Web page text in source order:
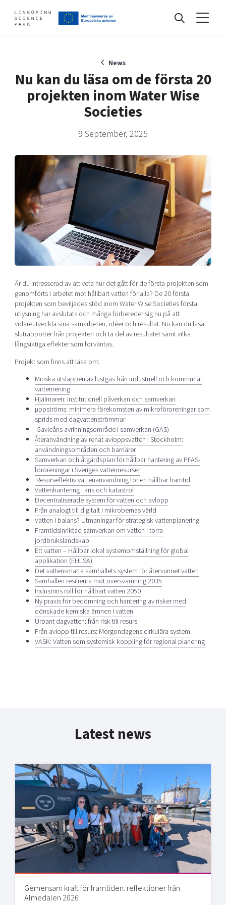
Find your network
Cybersecurity
Internet of Things
Manufacturing industries
Global talent
Visual technologies
Shaping cities and regions
East Sweden Tech Women
Reversed mentorship
Current offers and activities
Develop your company
Upgrade your skills & master new ones
Tech startups
Upscaling
Talent & skills
Startup & industry collaboration
Offers to boost your business
Funding opportunities
About
Our story, mission & vision
Our community of companies
Projects
Publications
Project toolbox
Our clusters
Reach out to us
Locations
40 years anniversary
Today's lunch in Mjärdevi
News
Nu kan du läsa om de första 20
projekten inom Water Wise
Societies
9 September, 2025
Är du intresserad av att veta hur det gått för de första projekten som
genomförts i arbetet mot hållbart vatten för alla? De 20 första
projekten som beviljades stöd inom Water Wise Societies första
utlysning har avslutats och många förbereder sig nu på att
vidareutveckla sina samarbeten, idéer och resultat. Nu kan du läsa
slutrapporter från projekten och ta del av resultatet samt vilka
långsiktiga effekter som förväntas.
Projekt som finns att läsa om:
Minska utsläppen av lustgas från industriell och kommunal
vattenrening
Hjälmaren: Institutionell påverkan och samverkan
µppströms: minimera förekomsten av mikroföroreningar som
sprids med dagvattenströmmar
Gavleåns avrinningsområde i samverkan (GAS)
Återanvändning av renat avloppsvatten i Stockholm:
användningsområden och barriärer
Samverkan och åtgärdsplan för hållbar hantering av PFAS-
föroreningar i Sveriges vattenresurser
Resurseffektiv vattenanvändning för en hållbar framtid
Vattenhantering i kris och katastrof
Decentraliserade system för vatten och avlopp
Från analogt till digitalt i mikrobernas värld
Vatten i balans? Utmaningar för strategisk vattenplanering
Framtidsinriktad samverkan om vatten i torra
jordbrukslandskap
Ett vatten – Hållbar lokal systemomställning för global
applikation (EHLSA)
Det vattensmarta samhällets system för återvunnet vatten
Samhällen resilienta mot översvämning 2035
Industrins roll för hållbart vatten 2050
Ny praxis för bedömning och hantering av risker med
oönskade kemiska ämnen i vatten
Urbant dagvatten: från risk till resurs
Från avlopp till resurs: Morgondagens cirkulära system
VASK: Vatten som systemisk koppling för regional planering
Latest news
Gemensam kraft för framtiden: reflektioner från
Almedalen 2026